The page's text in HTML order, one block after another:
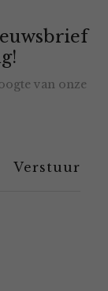
van onze